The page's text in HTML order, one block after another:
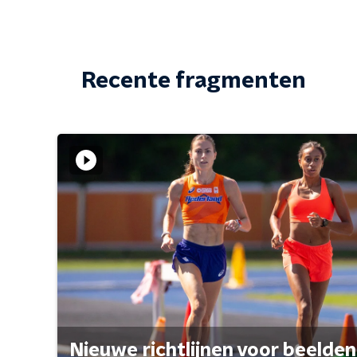
Recente fragmenten
Nieuwe richtlijnen voor